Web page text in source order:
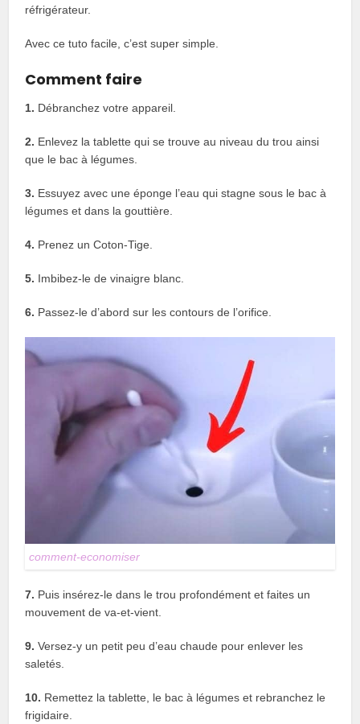
réfrigérateur.
Avec ce tuto facile, c’est super simple.
Comment faire
1. Débranchez votre appareil.
2. Enlevez la tablette qui se trouve au niveau du trou ainsi
que le bac à légumes.
3. Essuyez avec une éponge l’eau qui stagne sous le bac à
légumes et dans la gouttière.
4. Prenez un Coton-Tige.
5. Imbibez-le de vinaigre blanc.
6. Passez-le d’abord sur les contours de l’orifice.
comment-economiser
7. Puis insérez-le dans le trou profondément et faites un
mouvement de va-et-vient.
9. Versez-y un petit peu d’eau chaude pour enlever les
saletés.
10. Remettez la tablette, le bac à légumes et rebranchez le
frigidaire.